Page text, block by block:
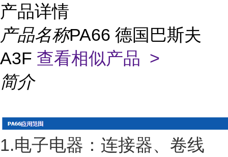
产品详情
产品名称PA66 德国巴斯夫
A3F 查看相似产品 >
简介
1.电子电器：连接器、卷线